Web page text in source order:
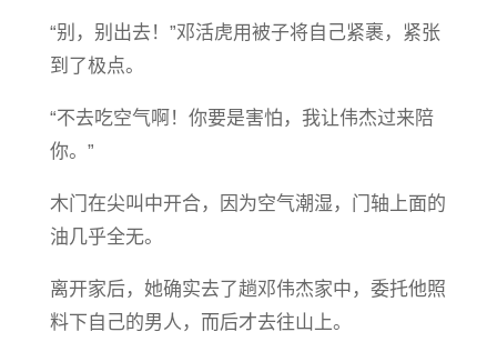
“别，别出去！”邓活虎用被子将自己紧裹，紧张
到了极点。
“不去吃空气啊！你要是害怕，我让伟杰过来陪
你。”
木门在尖叫中开合，因为空气潮湿，门轴上面的
油几乎全无。
离开家后，她确实去了趟邓伟杰家中，委托他照
料下自己的男人，而后才去往山上。